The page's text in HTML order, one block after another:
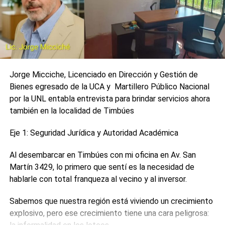
contagiados es más bajo en la segunda ola (entre 45 y 50
años en Santa Fe) por lo que el tiempo de ocupación de
camas críticas es más extenso.
“La rotación principalmente se da por fallecimientos”,
Por su parte, Mediavilla señaló que, a diferencia del pico
de contagios y ocupación de camas UTI del año pasado,
ahora los hospitales atienden otras patología que
Rosario influye el tema de los baleados y apuñalados”, dijo
el funcionario.
efectores públicos poseen desde el año pasado la guía
de bioética, por medio de la cual tienen protocolarizadas
Jorge Micciche, Licenciado en Dirección y Gestión de
Bienes egresado de la UCA y Martillero Público Nacional
por la UNL entabla entrevista para brindar servicios ahora
también en la localidad de Timbúes
Eje 1: Seguridad Jurídica y Autoridad Académica
Al desembarcar en Timbúes con mi oficina en Av. San
Martín 3429, lo primero que sentí es la necesidad de
hablarle con total franqueza al vecino y al inversor.
Sabemos que nuestra región está viviendo un crecimiento
explosivo, pero ese crecimiento tiene una cara peligrosa: